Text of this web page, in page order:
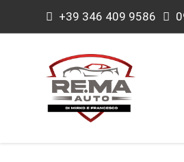
+39 346 409 9586